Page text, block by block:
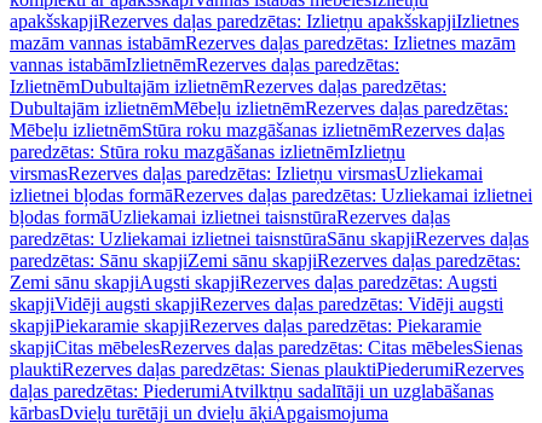
apakšskapjiRezerves daļas paredzētas: Izlietņu apakšskapjiIzlietnes
mazām vannas istabāmRezerves daļas paredzētas: Izlietnes mazām
vannas istabāmIzlietnēmRezerves daļas paredzētas:
IzlietnēmDubultajām izlietnēmRezerves daļas paredzētas:
Dubultajām izlietnēmMēbeļu izlietnēmRezerves daļas paredzētas:
Mēbeļu izlietnēmStūra roku mazgāšanas izlietnēmRezerves daļas
paredzētas: Stūra roku mazgāšanas izlietnēmIzlietņu
virsmasRezerves daļas paredzētas: Izlietņu virsmasUzliekamai
izlietnei bļodas formāRezerves daļas paredzētas: Uzliekamai izlietnei
bļodas formāUzliekamai izlietnei taisnstūraRezerves daļas
paredzētas: Uzliekamai izlietnei taisnstūraSānu skapjiRezerves daļas
paredzētas: Sānu skapjiZemi sānu skapjiRezerves daļas paredzētas:
Zemi sānu skapjiAugsti skapjiRezerves daļas paredzētas: Augsti
skapjiVidēji augsti skapjiRezerves daļas paredzētas: Vidēji augsti
skapjiPiekaramie skapjiRezerves daļas paredzētas: Piekaramie
skapjiCitas mēbelesRezerves daļas paredzētas: Citas mēbelesSienas
plauktiRezerves daļas paredzētas: Sienas plauktiPiederumiRezerves
daļas paredzētas: PiederumiAtvilktņu sadalītāji un uzglabāšanas
kārbasDvieļu turētāji un dvieļu āķiApgaismojuma